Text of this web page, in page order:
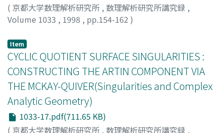
( 京都大学数理解析研究所 , 数理解析研究所講究録 ,
Volume 1033 , 1998 , pp.154-162 )
Item
CYCLIC QUOTIENT SURFACE SINGULARITIES :
CONSTRUCTING THE ARTIN COMPONENT VIA
THE MCKAY-QUIVER(Singularities and Complex
Analytic Geometry)
1033-17.pdf(711.65 KB)
( 京都大学数理解析研究所 , 数理解析研究所講究録 ,